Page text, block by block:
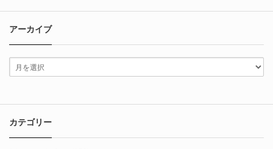
アーカイブ
カテゴリー